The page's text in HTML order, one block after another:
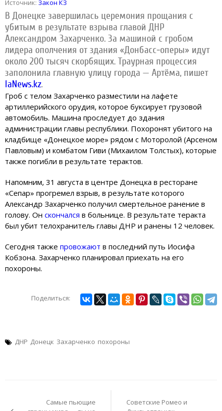
Источник: Закон КЗ
В Донецке завершилась церемония прощания с
убитым в результате взрыва главой ДНР
Александром Захарченко. За машиной с гробом
лидера ополчения от здания «Донбасс-оперы» идут
около 200 тысяч скорбящих. Траурная процессия
заполонила главную улицу города — Артёма, пишет
IaNews.kz.
Гроб с телом Захарченко разместили на лафете
артиллерийского орудия, которое буксирует грузовой
автомобиль. Машина проследует до здания
администрации главы республики. Похоронят убитого на
кладбище «Донецкое море» рядом с Моторолой (Арсеном
Павловым) и комбатом Гиви (Михаилом Толстых), которые
также погибли в результате терактов.
Напомним, 31 августа в центре Донецка в ресторане
«Сепар» прогремел взрыв, в результате которого
Александр Захарченко получил смертельное ранение в
голову. Он скончался в больнице. В результате теракта
был убит телохранитель главы ДНР и ранены 12 человек.
Сегодня также провожают в последний путь Иосифа
Кобзона. Захарченко планировал приехать на его
похороны.
Поделиться:
ДНР Донецк Захарченко похороны
записям
Самые пьющие
Советские Ромео и